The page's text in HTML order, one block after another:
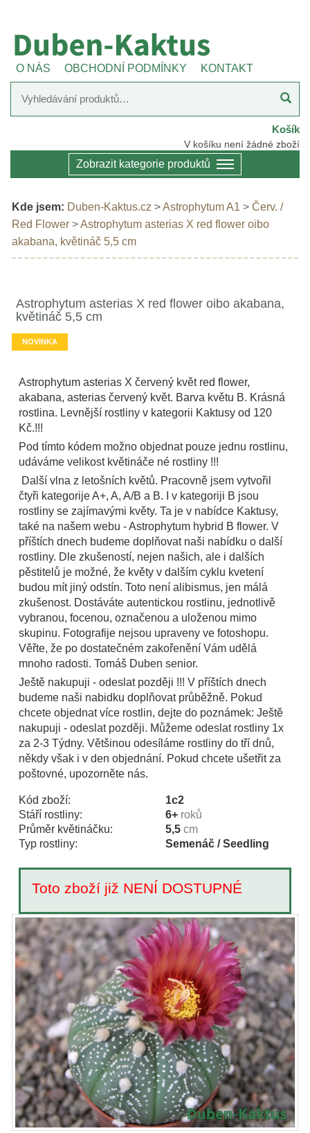
O NÁS OBCHODNÍ PODMÍNKY KONTAKT
Košík
V košíku není žádné zboží
Zobrazit kategorie produktů
Kde jsem: Duben-Kaktus.cz >Astrophytum A1 > Červ. /
Red Flower >Astrophytum asterias X red flower oibo
akabana, květináč 5,5 cm
Astrophytum asterias X red flower oibo akabana,
květináč 5,5 cm
NOVINKA
Astrophytum asterias X červený květ red flower,
akabana, asterias červený květ. Barva květu B. Krásná
rostlina. Levnější rostliny v kategorii Kaktusy od 120
Kč.!!!
Pod tímto kódem možno objednat pouze jednu rostlinu,
udáváme velikost květináče né rostliny !!!
Další vlna z letošních květů. Pracovně jsem vytvořil
čtyři kategorije A+, A, A/B a B. I v kategoriji B jsou
rostliny se zajímavými květy. Ta je v nabídce Kaktusy,
také na našem webu - Astrophytum hybrid B flower. V
příštích dnech budeme doplňovat naši nabídku o další
rostliny. Dle zkušeností, nejen našich, ale i dalších
pěstitelů je možné, že květy v dalším cyklu kvetení
budou mít jiný odstín. Toto není alibismus, jen málá
zkušenost. Dostáváte autentickou rostlinu, jednotlivě
vybranou, focenou, označenou a uloženou mimo
skupinu. Fotografije nejsou upraveny ve fotoshopu.
Věřte, že po dostatečném zakořenění Vám udělá
mnoho radosti. Tomáš Duben senior.
Ještě nakupuji - odeslat později !!! V příštích dnech
budeme naši nabidku doplňovat průběžně. Pokud
chcete objednat více rostlin, dejte do poznámek: Ještě
nakupuji - odeslat později. Můžeme odeslat rostliny 1x
za 2-3 Týdny. Většinou odesíláme rostliny do tří dnů,
někdy však i v den objednání. Pokud chcete ušetřit za
poštovné, upozorněte nás.
Kód zboží:
1c2
Stáří rostliny:
6+ roků
Průměr květináčku:
5,5 cm
Typ rostliny:
Semenáč / Seedling
Toto zboží již NENÍ DOSTUPNÉ